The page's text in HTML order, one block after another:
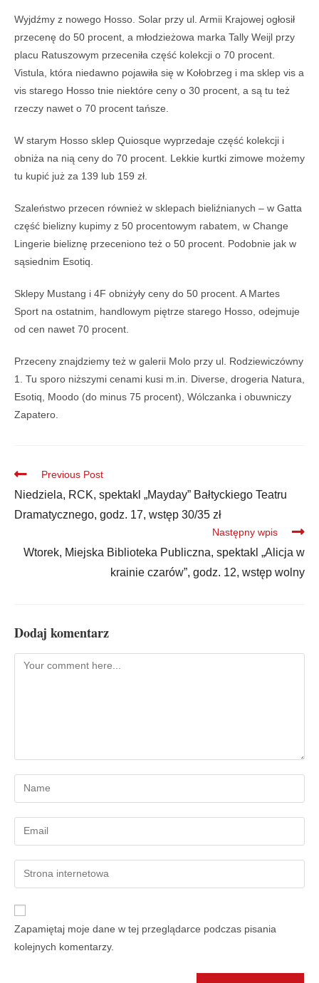
Wyjdźmy z nowego Hosso. Solar przy ul. Armii Krajowej ogłosił
przecenę do 50 procent, a młodzieżowa marka Tally Weijl przy
placu Ratuszowym przeceniła część kolekcji o 70 procent.
Vistula, która niedawno pojawiła się w Kołobrzeg i ma sklep vis a
vis starego Hosso tnie niektóre ceny o 30 procent, a są tu też
rzeczy nawet o 70 procent tańsze.
W starym Hosso sklep Quiosque wyprzedaje część kolekcji i
obniża na nią ceny do 70 procent. Lekkie kurtki zimowe możemy
tu kupić już za 139 lub 159 zł.
Szaleństwo przecen również w sklepach bieliźnianych – w Gatta
część bielizny kupimy z 50 procentowym rabatem, w Change
Lingerie bieliznę przeceniono też o 50 procent. Podobnie jak w
sąsiednim Esotiq.
Sklepy Mustang i 4F obniżyły ceny do 50 procent. A Martes
Sport na ostatnim, handlowym piętrze starego Hosso, odejmuje
od cen nawet 70 procent.
Przeceny znajdziemy też w galerii Molo przy ul. Rodziewiczówny
1. Tu sporo niższymi cenami kusi m.in. Diverse, drogeria Natura,
Esotiq, Moodo (do minus 75 procent), Wólczanka i obuwniczy
Zapatero.
Previous Post
Niedziela, RCK, spektakl „Mayday” Bałtyckiego Teatru
Dramatycznego, godz. 17, wstęp 30/35 zł
Następny wpis
Wtorek, Miejska Biblioteka Publiczna, spektakl „Alicja w
krainie czarów”, godz. 12, wstęp wolny
Dodaj komentarz
Zapamiętaj moje dane w tej przeglądarce podczas pisania
kolejnych komentarzy.